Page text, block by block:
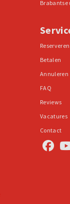
Brabantse
Reserveren
Betalen
Annuleren
FAQ
Reviews
Vacatures
Contact